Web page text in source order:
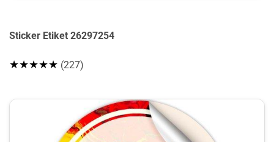
Sticker Etiket 26297254
★★★★★ (227)